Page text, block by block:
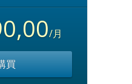
/月
買